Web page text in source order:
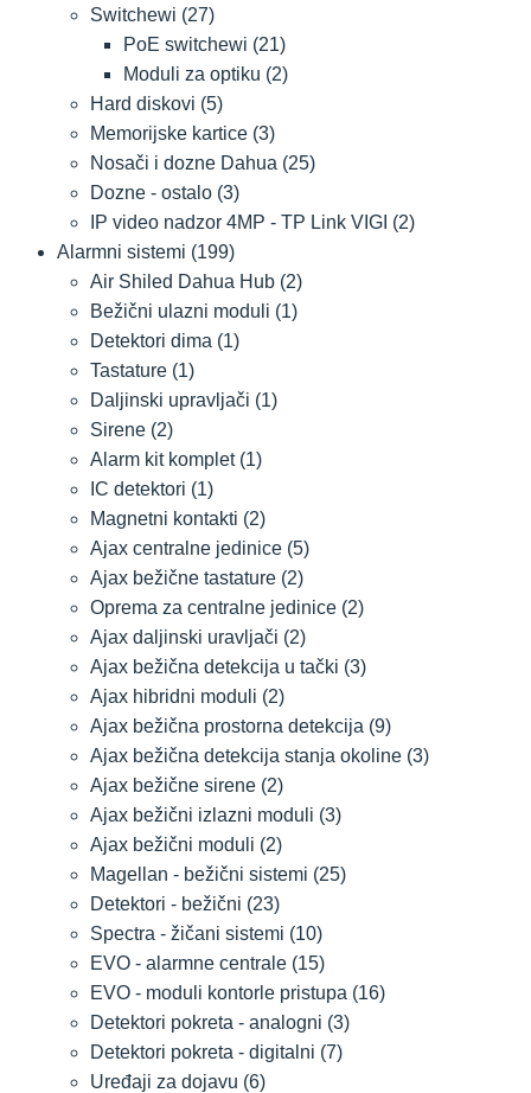
Switchewi (27)
PoE switchewi (21)
Moduli za optiku (2)
Hard diskovi (5)
Memorijske kartice (3)
Nosači i dozne Dahua (25)
Dozne - ostalo (3)
IP video nadzor 4MP - TP Link VIGI (2)
Alarmni sistemi (199)
Air Shiled Dahua Hub (2)
Bežični ulazni moduli (1)
Detektori dima (1)
Tastature (1)
Daljinski upravljači (1)
Sirene (2)
Alarm kit komplet (1)
IC detektori (1)
Magnetni kontakti (2)
Ajax centralne jedinice (5)
Ajax bežične tastature (2)
Oprema za centralne jedinice (2)
Ajax daljinski uravljači (2)
Ajax bežična detekcija u tački (3)
Ajax hibridni moduli (2)
Ajax bežična prostorna detekcija (9)
Ajax bežična detekcija stanja okoline (3)
Ajax bežične sirene (2)
Ajax bežični izlazni moduli (3)
Ajax bežični moduli (2)
Magellan - bežični sistemi (25)
Detektori - bežični (23)
Spectra - žičani sistemi (10)
EVO - alarmne centrale (15)
EVO - moduli kontorle pristupa (16)
Detektori pokreta - analogni (3)
Detektori pokreta - digitalni (7)
Uređaji za dojavu (6)